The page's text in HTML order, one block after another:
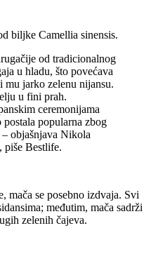
biljke Camellia sinensis.
od tradicionalnog
u hladu, što povećava
mu jarko zelenu nijansu.
u fini prah.
ceremonijama
popularna zbog
objašnjava Nikola
piše Bestlife.
mača se posebno izdvaja. Svi
međutim, mača sadrži
zelenih čajeva.